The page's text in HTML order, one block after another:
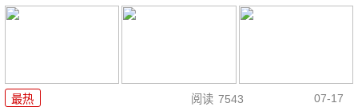
最热 阅读 7543 07-17